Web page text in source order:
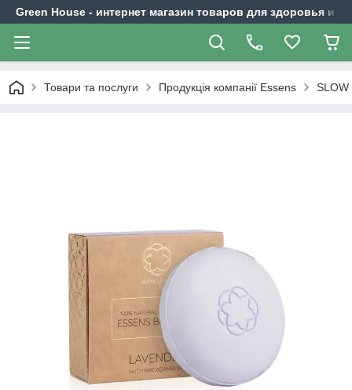
Green House - интернет магазин товаров для здоровья и
Товари та послуги Продукція компанії Essens SLOW